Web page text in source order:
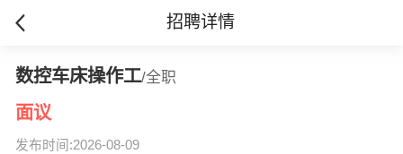
招聘详情
数控车床操作工/全职
面议
发布时间:2026-08-09